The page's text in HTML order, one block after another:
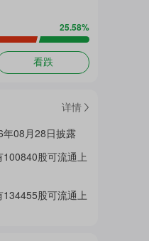
25.58%
看跌
详情
08月28日披露
股可流通上
股可流通上